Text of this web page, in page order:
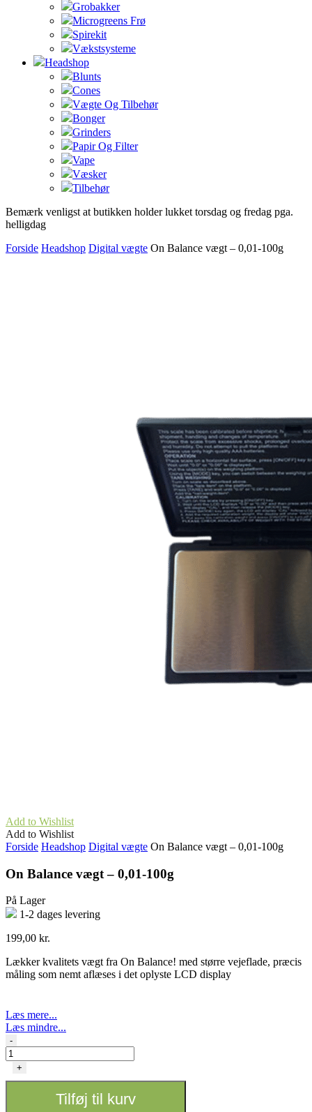
Grobakker
Microgreens Frø
Spirekit
Vækstsysteme
Headshop
Blunts
Cones
Vægte Og Tilbehør
Bonger
Grinders
Papir Og Filter
Vape
Væsker
Tilbehør
Bemærk venligst at butikken holder lukket torsdag og fredag pga.
helligdag
Forside Headshop Digital vægte On Balance vægt – 0,01-100g
Add to Wishlist
Add to Wishlist
Forside Headshop Digital vægte On Balance vægt – 0,01-100g
On Balance vægt – 0,01-100g
På Lager
1-2 dages levering
199,00 kr.
Lækker kvalitets vægt fra On Balance! med større vejeflade, præcis
måling som nemt aflæses i det oplyste LCD display
Læs mere...
Læs mindre...
On
Balance
vægt
-
+
Tilføj til kurv